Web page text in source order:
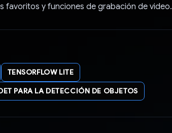
favoritos y funciones de grabación de video.
TENSORFLOW LITE
PARA LA DETECCIÓN DE OBJETOS